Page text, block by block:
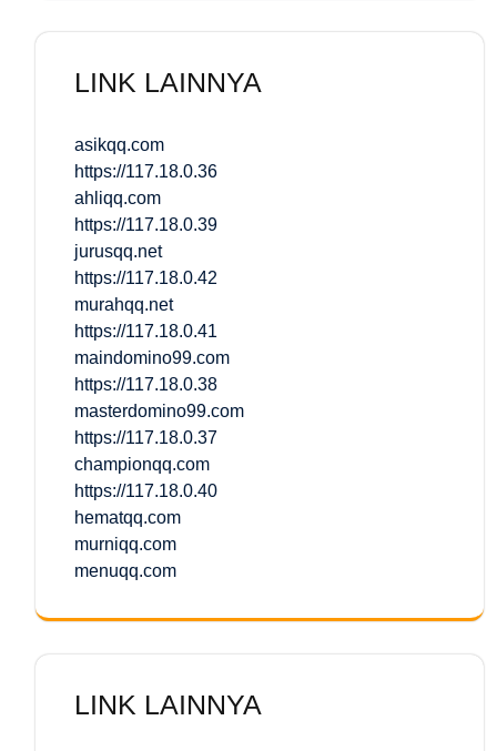
LINK LAINNYA
asikqq.com
https://117.18.0.36
ahliqq.com
https://117.18.0.39
jurusqq.net
https://117.18.0.42
murahqq.net
https://117.18.0.41
maindomino99.com
https://117.18.0.38
masterdomino99.com
https://117.18.0.37
championqq.com
https://117.18.0.40
hematqq.com
murniqq.com
menuqq.com
LINK LAINNYA